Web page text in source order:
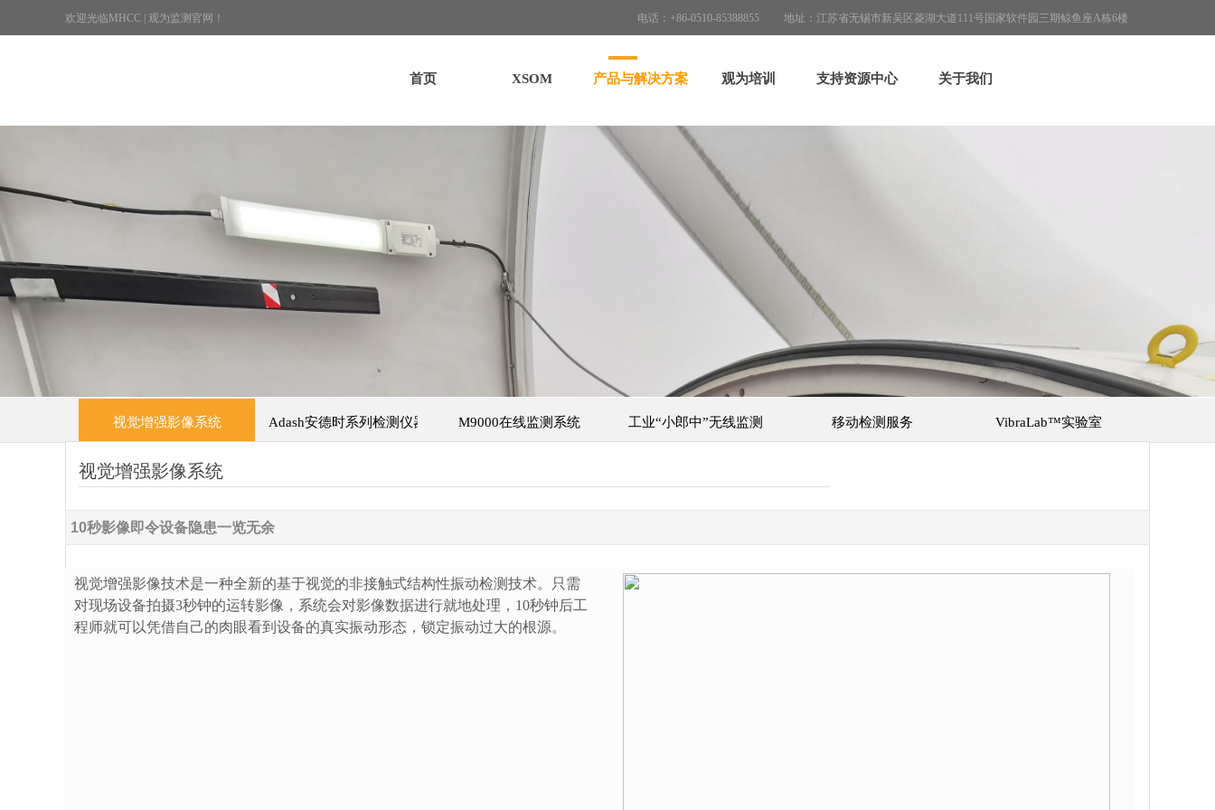
欢迎光临MHCC | 观为监测官网！ 电话：+86-0510-85388855 地址：江苏省无锡市新吴区菱湖大道111号国家软件园三期鲸鱼座A栋6楼
首页 XSOM 产品与解决方案 观为培训 支持资源中心 关于我们
视觉增强影像系统 Adash安德时系列检测仪器 M9000在线监测系统 工业“小郎中”无线监测 移动检测服务 VibraLab™实验室
视觉增强影像系统
10秒影像即令设备隐患一览无余
视觉增强影像技术是一种全新的基于视觉的非接触式结构性振动检测技术。只需
对现场设备拍摄3秒钟的运转影像，系统会对影像数据进行就地处理，10秒钟后工
程师就可以凭借自己的肉眼看到设备的真实振动形态，锁定振动过大的根源。